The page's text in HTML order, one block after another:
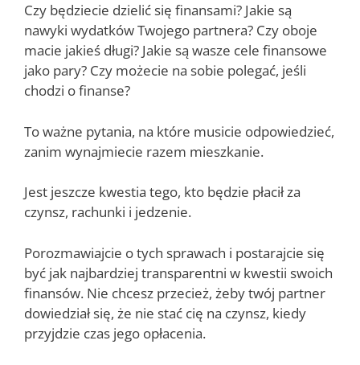
Czy będziecie dzielić się finansami? Jakie są
nawyki wydatków Twojego partnera? Czy oboje
macie jakieś długi? Jakie są wasze cele finansowe
jako pary? Czy możecie na sobie polegać, jeśli
chodzi o finanse?
To ważne pytania, na które musicie odpowiedzieć,
zanim wynajmiecie razem mieszkanie.
Jest jeszcze kwestia tego, kto będzie płacił za
czynsz, rachunki i jedzenie.
Porozmawiajcie o tych sprawach i postarajcie się
być jak najbardziej transparentni w kwestii swoich
finansów. Nie chcesz przecież, żeby twój partner
dowiedział się, że nie stać cię na czynsz, kiedy
przyjdzie czas jego opłacenia.